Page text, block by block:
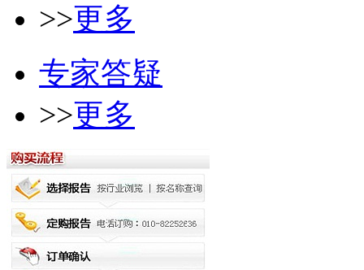
>>更多
专家答疑
>>更多